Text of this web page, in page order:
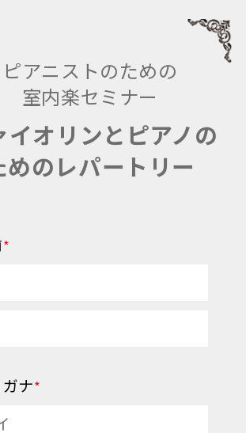
ピアニストのための
室内楽セミナー
イオリンとピアノの
めのレパートリー
*
ナ*